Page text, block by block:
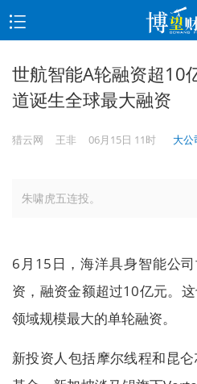
世航智能A轮融资超10
道诞生全球最大融资
猎云网 王非 06月15日 11时 大公
朱啸虎五连投。
6月15日，海洋具身智能公
资，融资金额超过10亿元。
领域规模最大的单轮融资。
新投资人包括摩尔线程和昆